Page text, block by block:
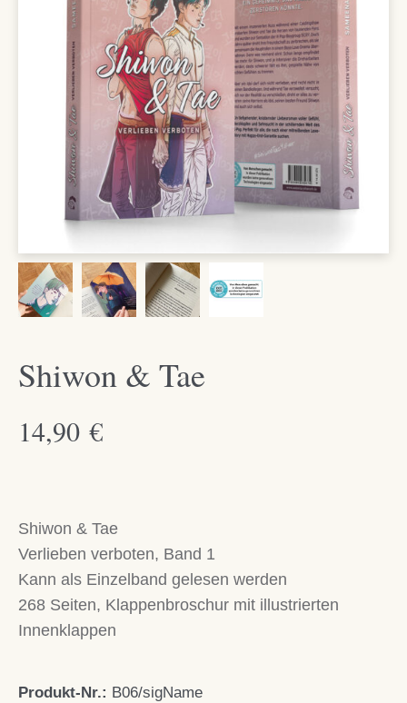
Shiwon & Tae
14,90 €
Shiwon & Tae
Verlieben verboten, Band 1
Kann als Einzelband gelesen werden
268 Seiten, Klappenbroschur mit illustrierten
Innenklappen
Produkt-Nr.: B06/sigName